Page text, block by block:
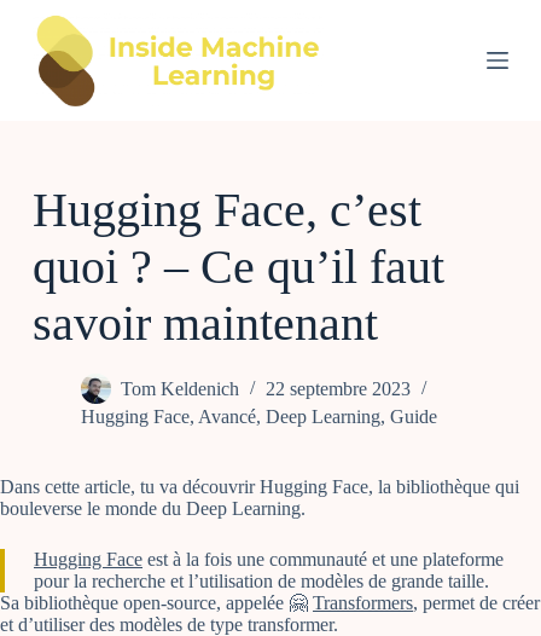
Hugging Face, c’est
quoi ? – Ce qu’il faut
savoir maintenant
Tom Keldenich
22 septembre 2023
Hugging Face, Avancé, Deep Learning, Guide
Dans cette article, tu va découvrir Hugging Face, la bibliothèque qui
bouleverse le monde du Deep Learning.
Hugging Face est à la fois une communauté et une plateforme
pour la recherche et l’utilisation de modèles de grande taille.
Sa bibliothèque open-source, appelée 🤗 Transformers, permet de créer
et d’utiliser des modèles de type transformer.